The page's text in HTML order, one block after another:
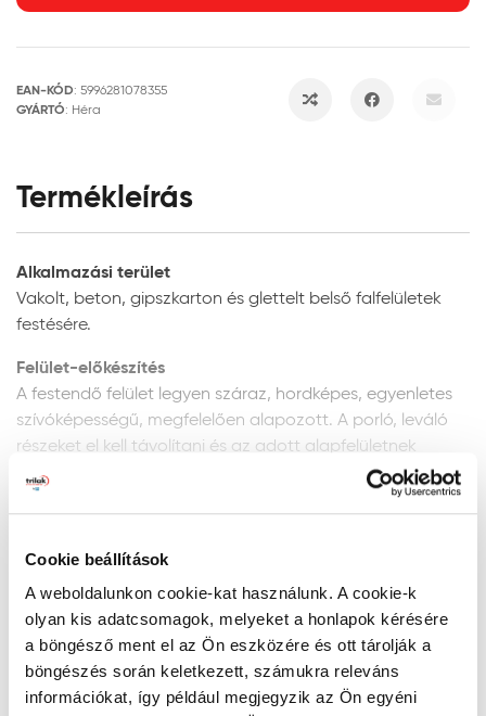
Cookie beállítások
A weboldalunkon cookie-kat használunk. A cookie-k
olyan kis adatcsomagok, melyeket a honlapok kérésére
a böngésző ment el az Ön eszközére és ott tárolják a
böngészés során keletkezett, számukra releváns
információkat, így például megjegyzik az Ön egyéni
EAN-KÓD: 5996281078355
GYÁRTÓ: Héra
Termékleírás
Alkalmazási terület
Vakolt, beton, gipszkarton és glettelt belső falfelületek
festésére.
Felület-előkészítés
A festendő felület legyen száraz, hordképes, egyenletes
szívóképességű, megfelelően alapozott. A porló, leváló
részeket el kell távolítani és az adott alapfelületnek
megfelelően kijavítani. CMC-alapú glett anyagok
használata nem javasolt.
glettel előkészített vagy gipszkarton-felületek:
finoman csiszolja meg a felületet csiszolópapírral
majd tisztítsa meg a portól. Alapozáshoz és a
felület szívóképességének kiegyenlítéséhez Héra
Falfix diszperziós mélyalapozó használatát
javasoljuk a termékismertetőben leírt módon.
Termékelőnyök
Tartós, könnyen tisztántartható bevonat
Kiemelkedő fedőképességű